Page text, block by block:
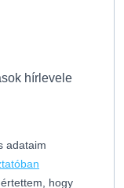
hírlevele
adataim
hogy